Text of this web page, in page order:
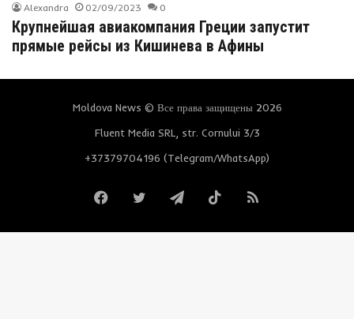
Alexandra 02/09/2023 0
Крупнейшая авиакомпания Греции запустит
прямые рейсы из Кишинева в Афины
Moldova News © Все права защищены 2026
Fluent Media SRL, str. Cornului 3/3
+37379704196 (Telegram/WhatsApp)
FacebookTwitterTelegramTikTokRSS